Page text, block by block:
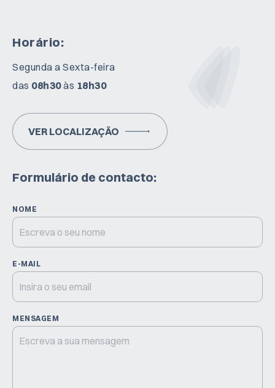
Horário:
Segunda a Sexta-feira
das 08h30às 18h30
VER LOCALIZAÇÃO
Formulário de contacto:
NOME
E-MAIL
MENSAGEM